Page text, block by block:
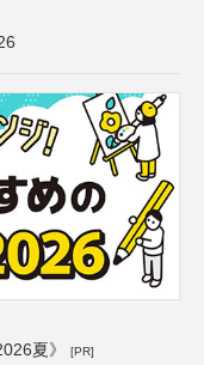
夏》 [PR]